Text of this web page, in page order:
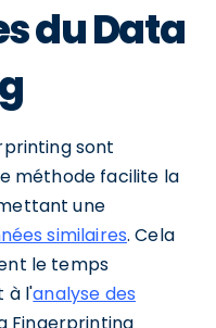
du Data
sont
méthode facilite la
une
similaires. Cela
le temps
à l'analyse des
Fingerprinting